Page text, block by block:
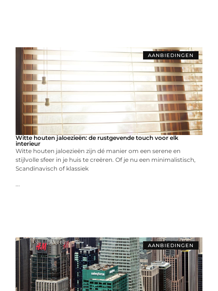
AANBIEDINGEN
Witte houten jaloezieën: de rustgevende touch voor elk
interieur
Witte houten jaloezieën zijn dé manier om een serene en
stijlvolle sfeer in je huis te creëren. Of je nu een minimalistisch,
Scandinavisch of klassiek
...
AANBIEDINGEN